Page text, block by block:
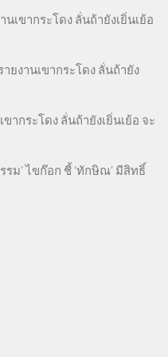
นเขากระโดง ลั่นถ้ายังเยิ่นเย้อ
ยงานเขากระโดง ลั่นถ้ายัง
ากระโดง ลั่นถ้ายังเยิ่นเย้อ จะ
รม’ ไขก๊อก ชี้ ‘ทักษิณ’ มีสิทธิ์